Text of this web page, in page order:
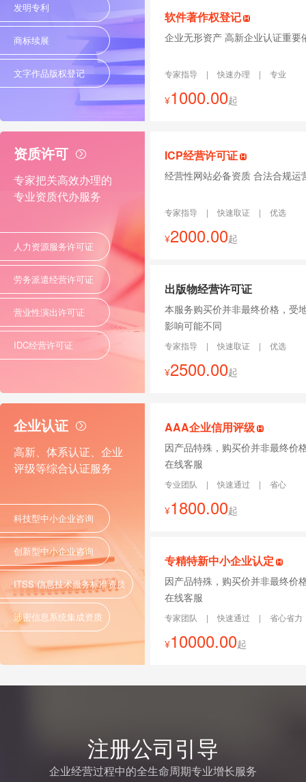
发明专利
商标续展
文字作品版权登记
软件著作权登记
企业无形资产 高新企业认证重要
专家指导 | 快速办理 | 专业
¥1000.00起
资质许可
专家把关高效办理的
专业资质代办服务
人力资源服务许可证
劳务派遣经营许可证
营业性演出许可证
IDC经营许可证
ICP经营许可证
经营性网站必备资质 合法合规运
专家指导 | 快速取证 | 优选
¥2000.00起
出版物经营许可证
本服务购买价并非最终价格，受
影响可能不同
专家指导 | 快速取证 | 优选
¥2500.00起
企业认证
高新、体系认证、企业
评级等综合认证服务
科技型中小企业咨询
创新型中小企业咨询
ITSS 信息技术服务标准资质
涉密信息系统集成资质
AAA企业信用评级
因产品特殊，购买价并非最终价
在线客服
专业团队 | 快速通过 | 省心
¥1800.00起
专精特新中小企业认定
因产品特殊，购买价并非最终价
在线客服
专家团队 | 快速通过 | 省心省力
¥10000.00起
注册公司引导
企业经营过程中的全生命周期专业增长服务